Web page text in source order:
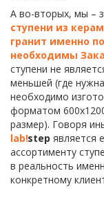
А во-вторых, мы –
ступени из
гранит именно
необходимы
ступени не
меньшей (где
необходимо
форматом
lab!step является
ассортименту
в реальность
конкретному